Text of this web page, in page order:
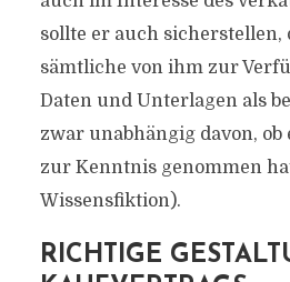
sollte er auch sicherstellen,
sämtliche von ihm zur
Daten und Unterlagen als
zwar unabhängig davon,
zur Kenntnis genommen
Wissensfiktion).
RICHTIGE